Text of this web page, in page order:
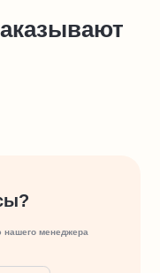
нашего менеджера